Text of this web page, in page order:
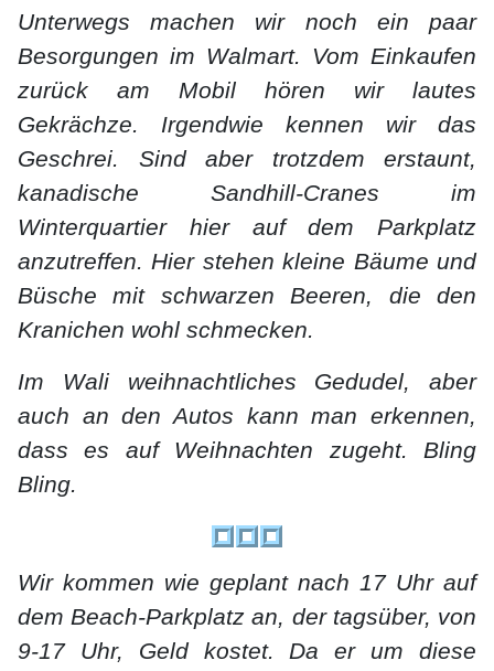
Unterwegs machen wir noch ein paar
Besorgungen im Walmart. Vom Einkaufen
zurück am Mobil hören wir lautes
Gekrächze. Irgendwie kennen wir das
Geschrei. Sind aber trotzdem erstaunt,
kanadische Sandhill-Cranes im
Winterquartier hier auf dem Parkplatz
anzutreffen. Hier stehen kleine Bäume und
Büsche mit schwarzen Beeren, die den
Kranichen wohl schmecken.
Im Wali weihnachtliches Gedudel, aber
auch an den Autos kann man erkennen,
dass es auf Weihnachten zugeht. Bling
Bling.
Wir kommen wie geplant nach 17 Uhr auf
dem Beach-Parkplatz an, der tagsüber, von
9-17 Uhr, Geld kostet. Da er um diese